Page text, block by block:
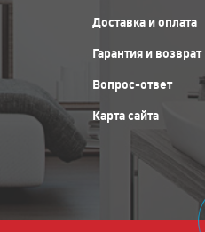
Доставка и оплата
Гарантия и возврат
Вопрос-ответ
Карта сайта